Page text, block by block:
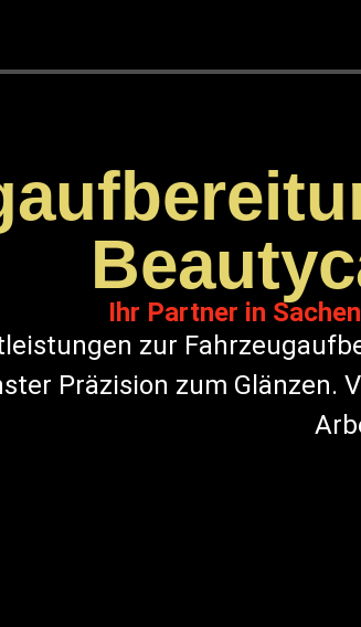
Ihr Partner in
zur
Präzision zum Glänzen.